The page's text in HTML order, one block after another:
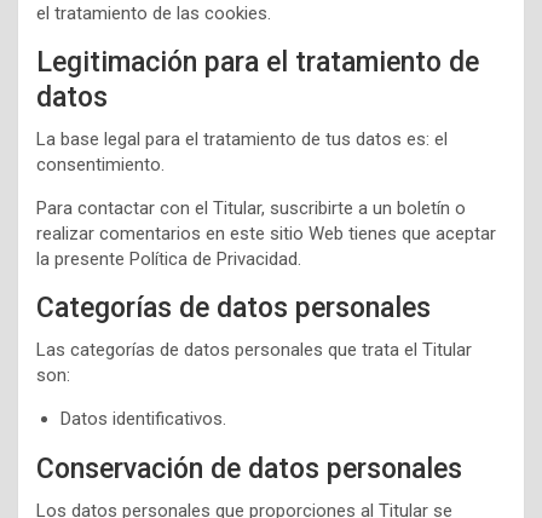
el tratamiento de las cookies.
Legitimación para el tratamiento de
datos
La base legal para el tratamiento de tus datos es: el
consentimiento.
Para contactar con el Titular, suscribirte a un boletín o
realizar comentarios en este sitio Web tienes que aceptar
la presente Política de Privacidad.
Categorías de datos personales
Las categorías de datos personales que trata el Titular
son:
Datos identificativos.
Conservación de datos personales
Los datos personales que proporciones al Titular se